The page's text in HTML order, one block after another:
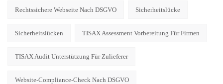
Rechtssichere Webseite Nach DSGVO Sicherheitslücke
Sicherheitslücken TISAX Assessment Vorbereitung Für Firmen
TISAX Audit Unterstützung Für Zulieferer
Website-Compliance-Check Nach DSGVO